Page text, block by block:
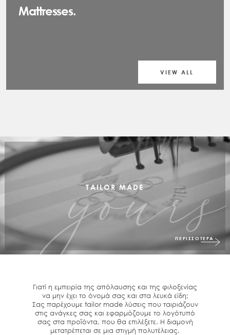
Mattresses.
VIEW ALL
TAILOR MADE
ΠΕΡΙΣΣΟΤΕΡΑ
Γιατί η εμπειρία της απόλαυσης και της φιλοξενίας
να μην έχει το όνομά σας και στα λευκά είδη;
Σας παρέχουμε tailor made λύσεις που ταιριάζουν
στις ανάγκες σας και εφαρμόζουμε το λογότυπό
σας στα προϊόντα, που θα επιλέξετε. Η διαμονή
μετατρέπεται σε μια στιγμή πολυτέλειας.